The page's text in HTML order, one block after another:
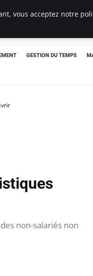
GESTION DU TEMPS
non-salariés non
vous acceptez notre